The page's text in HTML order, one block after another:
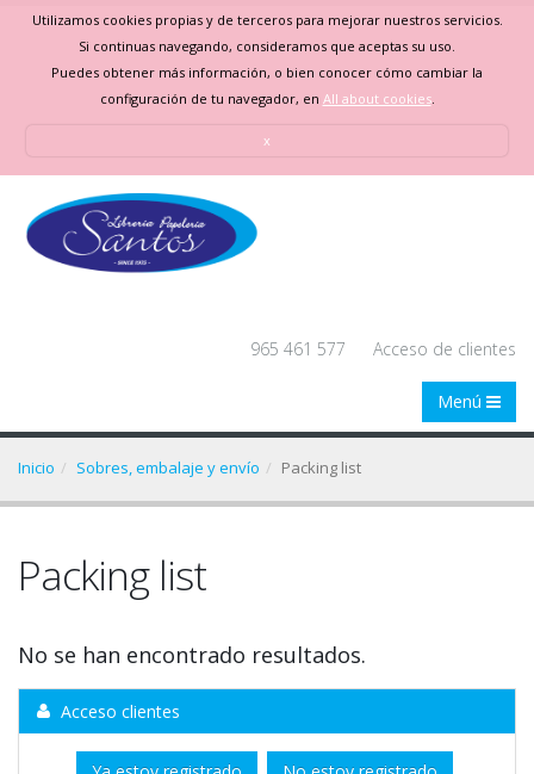
Utilizamos cookies propias y de terceros para mejorar nuestros servicios.
Si continuas navegando, consideramos que aceptas su uso.
Puedes obtener más información, o bien conocer cómo cambiar la
configuración de tu navegador, en All about cookies.
x
965 461 577 Acceso de clientes
Menú
Inicio Sobres, embalaje y envío Packing list
Packing list
No se han encontrado resultados.
Acceso clientes